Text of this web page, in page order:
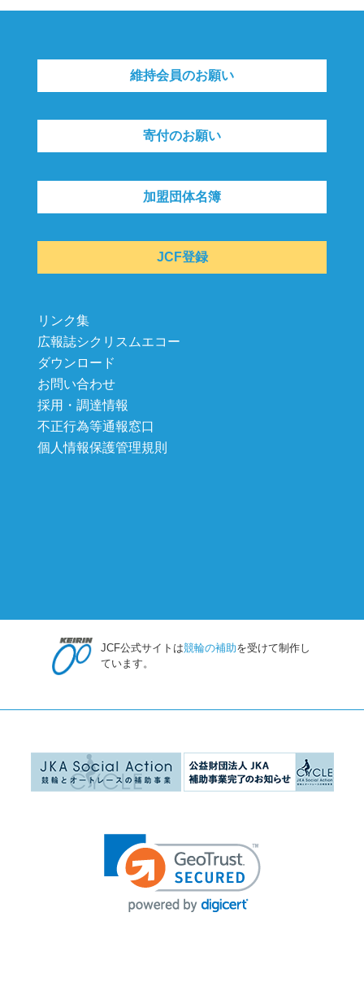
維持会員のお願い
寄付のお願い
加盟団体名簿
JCF登録
リンク集
広報誌シクリスムエコー
ダウンロード
お問い合わせ
採用・調達情報
不正行為等通報窓口
個人情報保護管理規則
JCF公式サイトは競輪の補助を受けて制作し
ています。